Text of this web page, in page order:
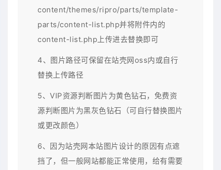
content/themes/ripro/parts/template-
parts/content-list.php并将附件内的
content-list.php上传进去替换即可
4、图片路径可保留在站壳网oss内或自行
替换上传路径
5、VIP资源判断图片为黄色钻石，免费资
源判断图片为黑灰色钻石（可自行替换图片
或更改颜色）
6、因为站壳网本站图片设计的原因有点遮
挡了，但一般网站都能正常使用，给有需要